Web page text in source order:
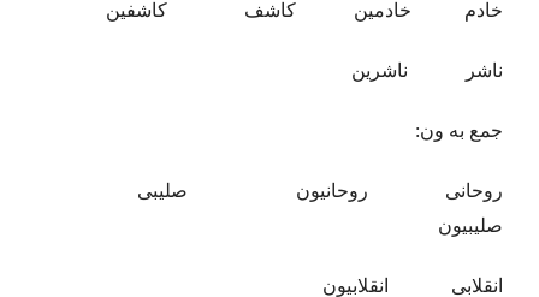
خادم خادمین کاشف کاشفین
ناشر ناشرین
جمع به ون:
روحانی روحانیون صلیبی
صلیبیون
انقلابی انقلابیون